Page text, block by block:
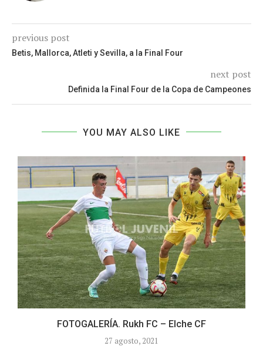
previous post
Betis, Mallorca, Atleti y Sevilla, a la Final Four
next post
Definida la Final Four de la Copa de Campeones
YOU MAY ALSO LIKE
FOTOGALERÍA. Rukh FC – Elche CF
27 agosto, 2021